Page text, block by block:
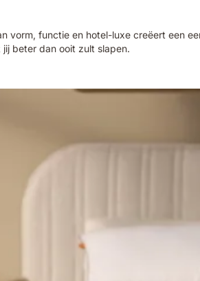
vorm, functie en hotel-luxe creëert een
beter dan ooit zult slapen.